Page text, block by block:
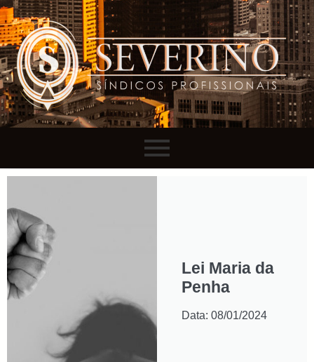
Lei Maria da
Penha
Data: 08/01/2024